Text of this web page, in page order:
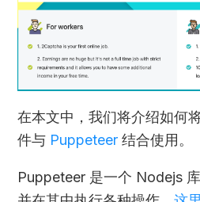
在本文中，我们将介绍如何
件与 Puppeteer 结合使用。
Puppeteer 是一个 Nodejs